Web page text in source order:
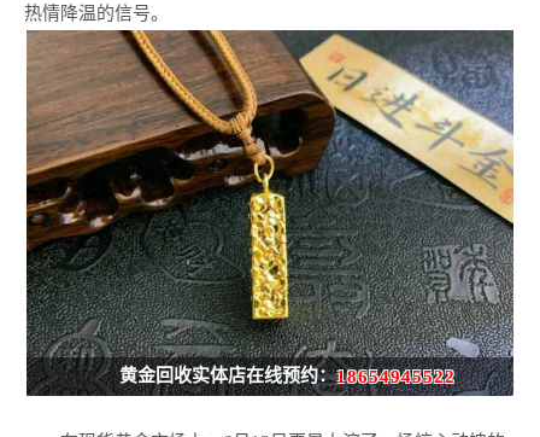
热情降温的信号。
黄金回收实体店在线预约：18654945522